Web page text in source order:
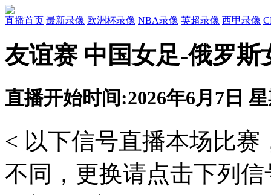
直播首页 最新录像 欧洲杯录像 NBA录像 英超录像 西甲录像
友谊赛 中国女足-俄罗斯
直播开始时间:2026年6月7日
< 以下信号直播本场比
不同，更换请点击下列信